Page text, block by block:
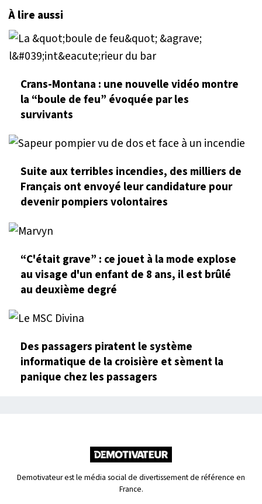
À lire aussi
Crans-Montana : une nouvelle vidéo montre
la “boule de feu” évoquée par les
survivants
Suite aux terribles incendies, des milliers de
Français ont envoyé leur candidature pour
devenir pompiers volontaires
“C'était grave” : ce jouet à la mode explose
au visage d'un enfant de 8 ans, il est brûlé
au deuxième degré
Des passagers piratent le système
informatique de la croisière et sèment la
panique chez les passagers
Demotivateur est le média social de divertissement de référence en
France.